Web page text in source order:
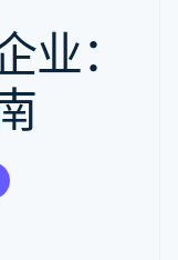
Global
Payouts
向第三
业：